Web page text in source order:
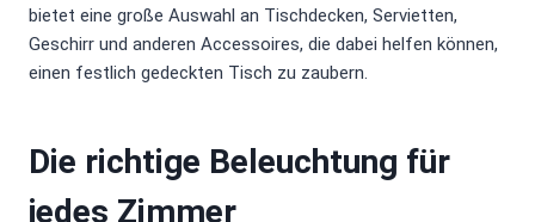
bietet eine große Auswahl an Tischdecken, Servietten,
Geschirr und anderen Accessoires, die dabei helfen können,
einen festlich gedeckten Tisch zu zaubern.
Die richtige Beleuchtung für
jedes Zimmer